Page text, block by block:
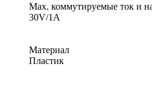
Мах. коммутируемые ток и
30V/1A
Материал
Пластик